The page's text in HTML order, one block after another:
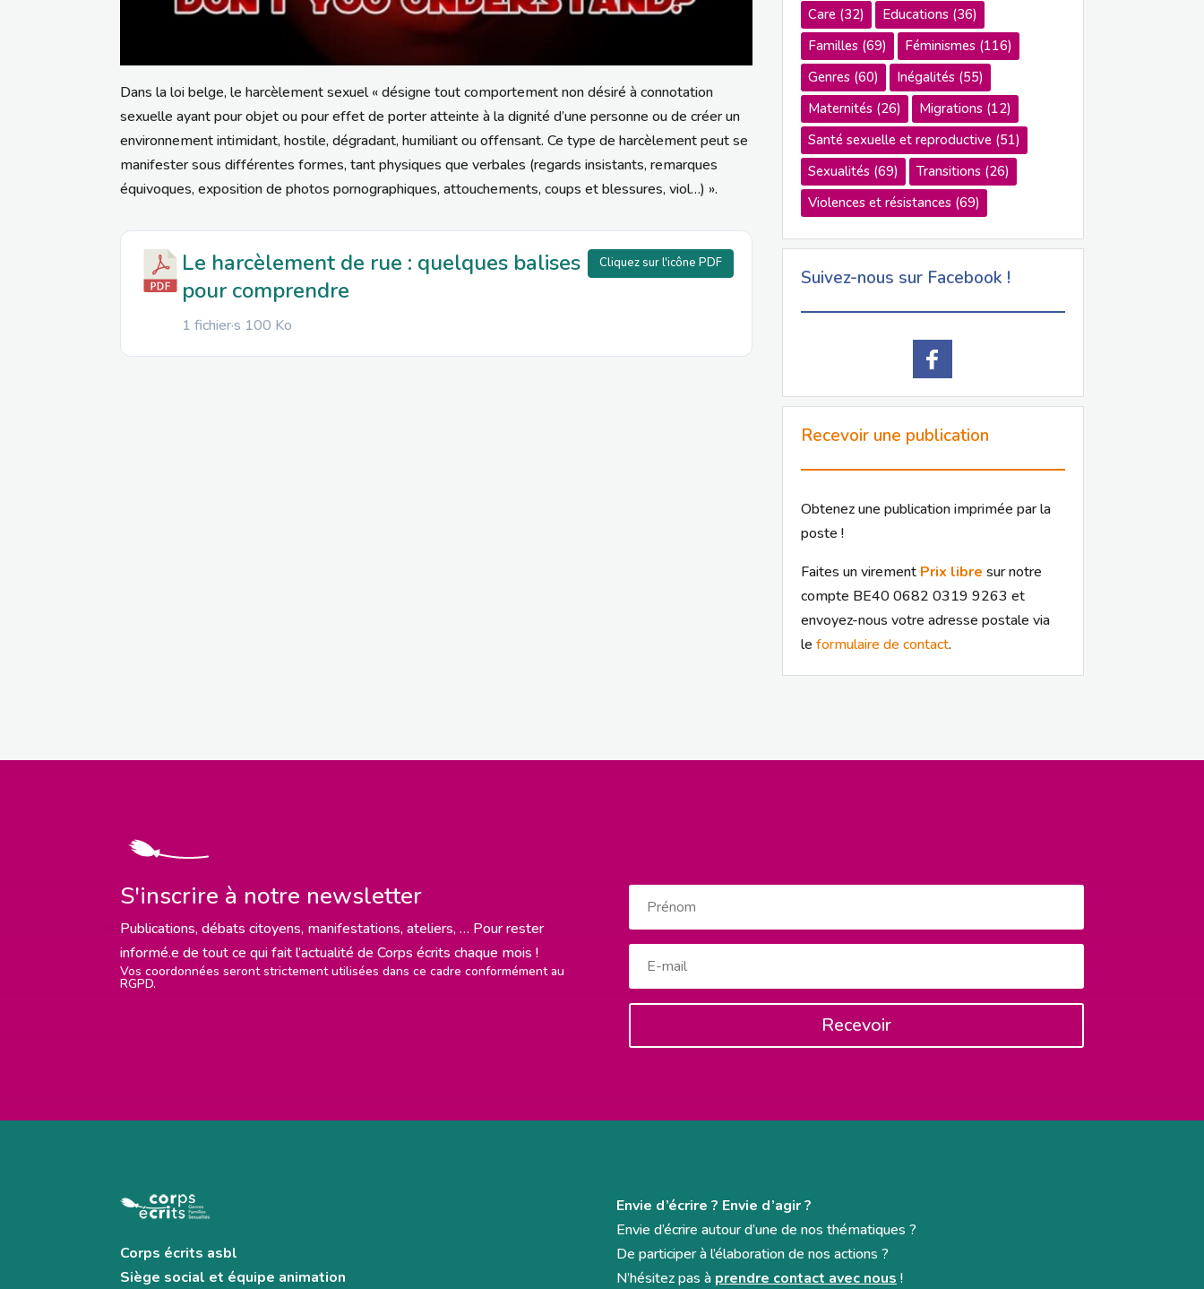
Dans la loi belge, le harcèlement sexuel « désigne tout comportement non désiré à connotation
sexuelle ayant pour objet ou pour effet de porter atteinte à la dignité d’une personne ou de créer un
environnement intimidant, hostile, dégradant, humiliant ou offensant. Ce type de harcèlement peut se
manifester sous différentes formes, tant physiques que verbales (regards insistants, remarques
équivoques, exposition de photos pornographiques, attouchements, coups et blessures, viol…) ».
Le harcèlement de rue : quelques balises
pour comprendre
1 fichier·s 100 Ko
Cliquez sur l'icône PDF
Care(32) Educations(36)
Familles(69) Féminismes(116)
Genres(60) Inégalités(55)
Maternités(26) Migrations(12)
Santé sexuelle et reproductive(51)
Sexualités(69) Transitions(26)
Violences et résistances(69)
Suivez-nous sur Facebook !
Recevoir une publication
Obtenez une publication imprimée par la
poste !
Faites un virement Prix libre sur notre
compte BE40 0682 0319 9263 et
envoyez-nous votre adresse postale via
le formulaire de contact.
S'inscrire à notre newsletter
Publications, débats citoyens, manifestations, ateliers, … Pour rester
informé.e de tout ce qui fait l’actualité de Corps écrits chaque mois !
Vos coordonnées seront strictement utilisées dans ce cadre conformément au
RGPD.
Recevoir
Corps écrits asbl
Siège social et équipe animation
Envie d’écrire ? Envie d’agir ?
Envie d’écrire autour d’une de nos thématiques ?
De participer à l’élaboration de nos actions ?
N’hésitez pas à prendre contact avec nous !